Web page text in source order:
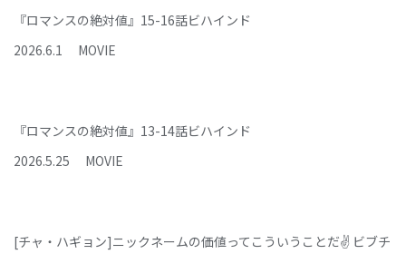
『ロマンスの絶対値』15-16話ビハインド
2026.6.1 MOVIE
『ロマンスの絶対値』13-14話ビハインド
2026.5.25 MOVIE
[チャ・ハギョン]ニックネームの価値ってこういうことだ✌️ ビブチ